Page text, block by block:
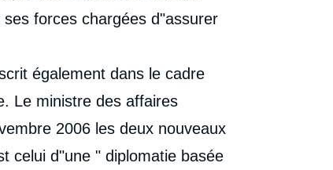
forces chargées d"assurer
également dans le cadre
Le ministre des affaires
2006 les deux nouveaux
celui d"une " diplomatie basée